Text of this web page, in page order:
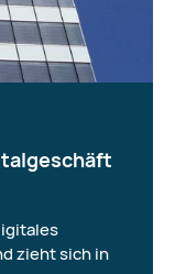
zieht sich in